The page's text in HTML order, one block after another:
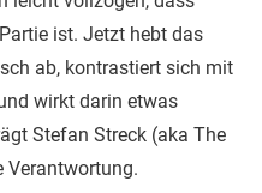
ist. Jetzt hebt das
ab, kontrastiert sich mit
wirkt darin etwas
Stefan Streck (aka The
Verantwortung.